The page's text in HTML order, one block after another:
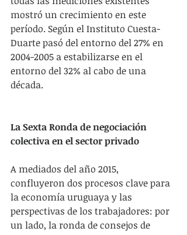
mostró un crecimiento en este
período. Según el Instituto Cuesta-
Duarte pasó del entorno del 27% en
2004-2005 a estabilizarse en el
entorno del 32% al cabo de una
década.
La Sexta Ronda de negociación
colectiva en el sector privado
A mediados del año 2015,
confluyeron dos procesos clave para
la economía uruguaya y las
perspectivas de los trabajadores: por
un lado, la ronda de consejos de